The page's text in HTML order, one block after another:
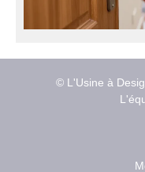
© L'Usine à